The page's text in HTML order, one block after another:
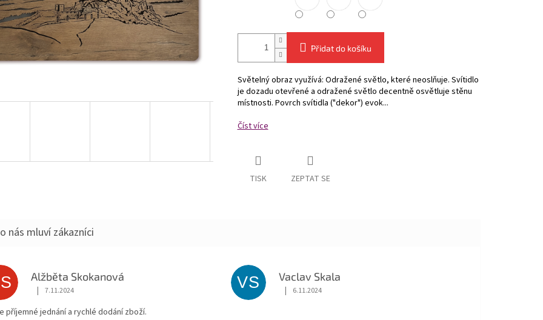
Přidat do košíku
Světelný obraz využívá: Odražené světlo, které neoslňuje. Svítidlo
je dozadu otevřené a odražené světlo decentně osvětluje stěnu
místnosti. Povrch svítidla ("dekor") evok...
Číst více
TISK ZEPTAT SE
nás mluví zákazníci
Alžběta Skokanová
Hodnocení obchodu je 5 z 5 hvězdiček.
| 7.11.2024
příjemné jednání a rychlé dodání zboží.
VS Vaclav Skala
Hodnocení obchodu je 5 z 5 hvězdiček.
| 6.11.2024